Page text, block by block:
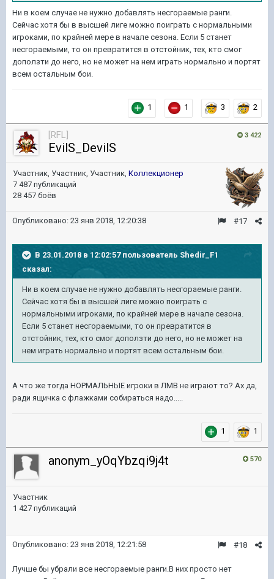
Ни в коем случае не нужно добавлять несгораемые ранги.
Сейчас хотя бы в высшей лиге можно поиграть с нормальными
игроками, по крайней мере в начале сезона. Если 5 станет
несгораемыми, то он превратится в отстойник, тех, кто смог
доползти до него, но не может на нем играть нормально и портят
всем остальным бои.
1 1 3 2
3 422
[RFL]
EvilS_DevilS
Участник, Участник, Участник, Коллекционер
7 487 публикаций
28 457 боёв
#17
Опубликовано: 23 янв 2018, 12:20:38
В 23.01.2018 в 12:02:57 пользователь Shedir_F1
сказал:
Ни в коем случае не нужно добавлять несгораемые ранги.
Сейчас хотя бы в высшей лиге можно поиграть с
нормальными игроками, по крайней мере в начале сезона.
Если 5 станет несгораемыми, то он превратится в
отстойник, тех, кто смог доползти до него, но не может на
нем играть нормально и портят всем остальным бои.
А что же тогда НОРМАЛЬНЫЕ игроки в ЛМВ не играют то? Ах да,
ради ящичка с флажками собираться надо.....
1 1
570
anonym_yOqYbzqi9j4t
Участник
1 427 публикаций
#18
Опубликовано: 23 янв 2018, 12:21:58
Лучше бы убрали все несгораемые ранги.В них просто нет